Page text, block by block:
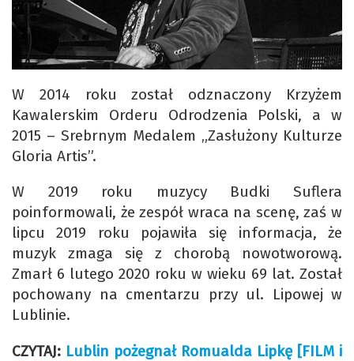
W 2014 roku został odznaczony Krzyżem
Kawalerskim Orderu Odrodzenia Polski, a w
2015 – Srebrnym Medalem „Zasłużony Kulturze
Gloria Artis”.
W 2019 roku muzycy Budki Suflera
poinformowali, że zespół wraca na scenę, zaś w
lipcu 2019 roku pojawiła się informacja, że
muzyk zmaga się z chorobą nowotworową.
Zmarł 6 lutego 2020 roku w wieku 69 lat. Został
pochowany na cmentarzu przy ul. Lipowej w
Lublinie.
CZYTAJ: Lublin pożegnał Romualda Lipkę [FILM i